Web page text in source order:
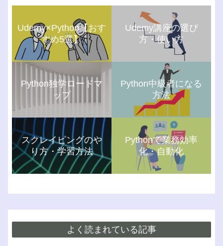
Udemy×Python【おす
すめ5選】
Udemy講座の選び
方・使い方
Python独学ロードマ
ップ
Python中級者になる
方法
スクレイピングのや
り方・学習方法
Pythonで業務効率
化・自動化
よく読まれている記事